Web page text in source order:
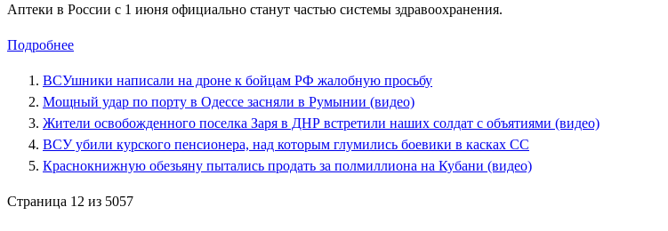
Аптеки в России с 1 июня официально станут частью системы здравоохранения.
Подробнее
ВСУшники написали на дроне к бойцам РФ жалобную просьбу
Мощный удар по порту в Одессе засняли в Румынии (видео)
Жители освобожденного поселка Заря в ДНР встретили наших солдат с объятиями (видео)
ВСУ убили курского пенсионера, над которым глумились боевики в касках СС
Краснокнижную обезьяну пытались продать за полмиллиона на Кубани (видео)
Страница 12 из 5057